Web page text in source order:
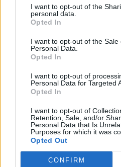
I want to opt-out of the
personal data.
Opted In
I want to opt-out of the Sale
Personal Data.
Opted In
I want to opt-out of
Personal Data for Targeted
Opted In
I want to opt-out of
Retention, Sale, and/or
Personal Data that Is
Purposes for which it was
Opted Out
CONFIRM
I pm cercano nei
bancari
Ecco le due donne
dell'inchiesta
12/12/2010